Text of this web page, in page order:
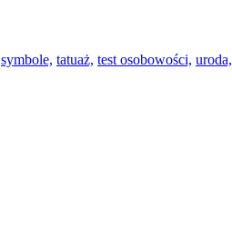
symbole, tatuaż, test osobowości, uroda,